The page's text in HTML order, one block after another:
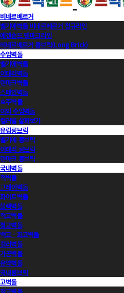
비네르베르거
벨기에벽돌 비네르베르거 정규라인
에겐순드 덴마크라인
비네르베르거 롱브릭(Long Brick)
수입벽돌
벨기에벽돌
이태리벽돌
덴마크벽돌
스페인벽돌
호주벽돌
이외 수입벽돌
컬러별 살펴보기
유럽롱브릭
벨기에 롱브릭
이태리 롱브릭
덴마크 롱브릭
국내벽돌
적벽돌
그레이벽돌
화이트벽돌
블랙벽돌
적고벽돌
청고벽돌
백고ㆍ회고벽돌
컬러벽돌
가공벽돌
유약벽돌
국내롱브릭
고벽돌